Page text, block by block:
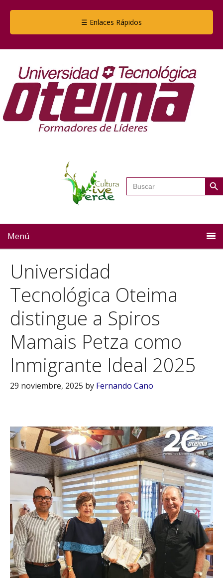
☰ Enlaces Rápidos
Buscar: Botón
Menú
Universidad
Tecnológica Oteima
distingue a Spiros
Mamais Petza como
Inmigrante Ideal 2025
29 noviembre, 2025 by Fernando Cano